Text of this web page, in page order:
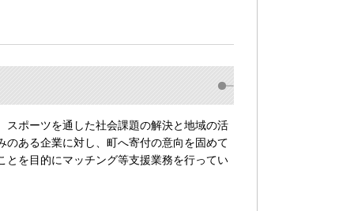
ポーツを通した社会課題の解決と地域の活
ある企業に対し、町へ寄付の意向を固めて
とを目的にマッチング等支援業務を行ってい